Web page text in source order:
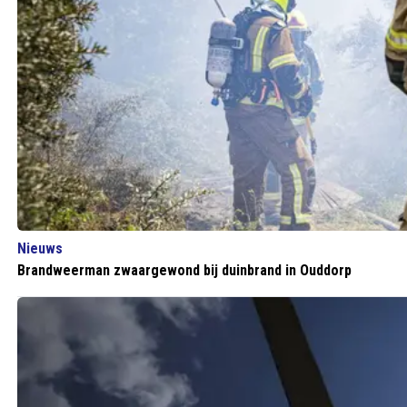
Nieuws
Brandweerman zwaargewond bij duinbrand in Ouddorp